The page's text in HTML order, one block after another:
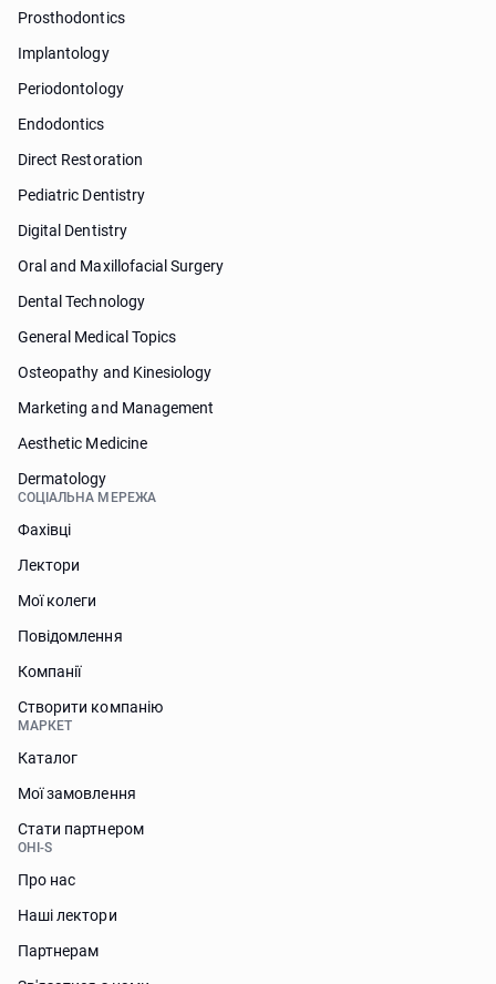
Prosthodontics
Implantology
Periodontology
Endodontics
Direct Restoration
Pediatric Dentistry
Digital Dentistry
Oral and Maxillofacial Surgery
Dental Technology
General Medical Topics
Osteopathy and Kinesiology
Marketing and Management
Aesthetic Medicine
Dermatology
СОЦІАЛЬНА МЕРЕЖА
Фахівці
Лектори
Мої колеги
Повідомлення
Компанії
Створити компанію
МАРКЕТ
Каталог
Мої замовлення
Стати партнером
OHI-S
Про нас
Наші лектори
Партнерам